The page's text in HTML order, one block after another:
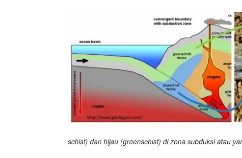
schist) dan hijau (greenschist) di zona subduksi atau